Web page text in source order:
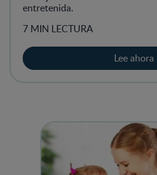
entretenida.
7 MIN LECTURA
Lee ahora